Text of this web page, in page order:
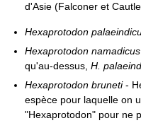
d'Asie (Falconer et
Hexaprotodon
Hexaprotodon namadicus
qu'au-dessus, H.
Hexaprotodon bruneti-
espèce pour laquelle on
"Hexaprotodon" pour ne